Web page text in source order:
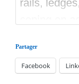
rails,
coping en
trouve a
Commune
Partager
Facebook